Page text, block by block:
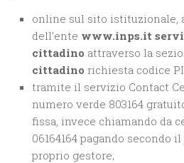
online sul sito istituzionale,
dell’ente www.inps.it
cittadino attraverso la
cittadino richiesta codice
tramite il servizio Contact
numero verde 803164
fissa, invece chiamando da
06164164 pagando secondo
proprio gestore;